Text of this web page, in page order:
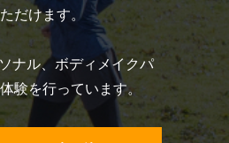
だけます。
ナル、ボディメイクパ
験を行っています。